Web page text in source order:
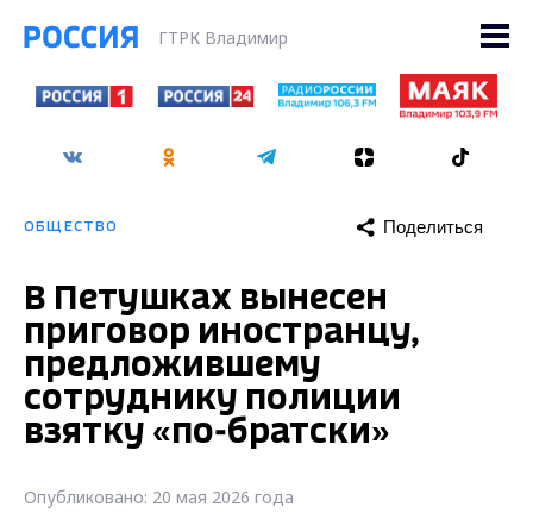
ГТРК Владимир
ОБЩЕСТВО Поделиться
В Петушках вынесен
приговор иностранцу,
предложившему
сотруднику полиции
взятку «по-братски»
Опубликовано: 20 мая 2026 года